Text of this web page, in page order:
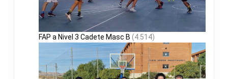
FAP a Nivel 3 Cadete Masc B (4.514)